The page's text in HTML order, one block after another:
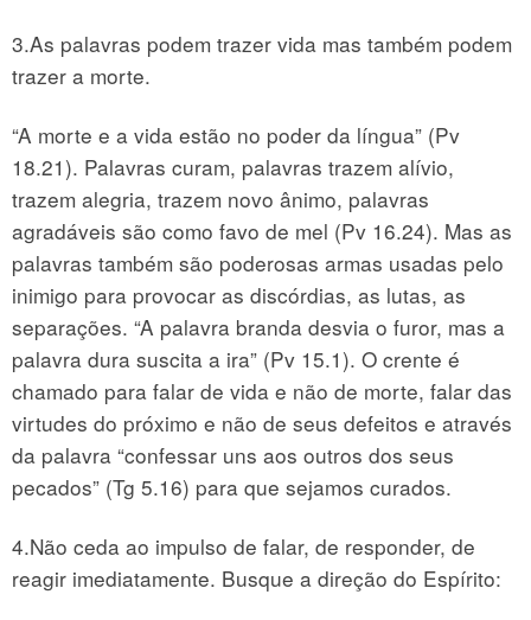
3.As palavras podem trazer vida mas também podem
trazer a morte.
“A morte e a vida estão no poder da língua” (Pv
18.21). Palavras curam, palavras trazem alívio,
trazem alegria, trazem novo ânimo, palavras
agradáveis são como favo de mel (Pv 16.24). Mas as
palavras também são poderosas armas usadas pelo
inimigo para provocar as discórdias, as lutas, as
separações. “A palavra branda desvia o furor, mas a
palavra dura suscita a ira” (Pv 15.1). O crente é
chamado para falar de vida e não de morte, falar das
virtudes do próximo e não de seus defeitos e através
da palavra “confessar uns aos outros dos seus
pecados” (Tg 5.16) para que sejamos curados.
4.Não ceda ao impulso de falar, de responder, de
reagir imediatamente. Busque a direção do Espírito: